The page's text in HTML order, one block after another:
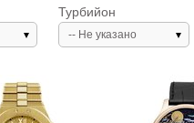
Турбийон
-- Не указано